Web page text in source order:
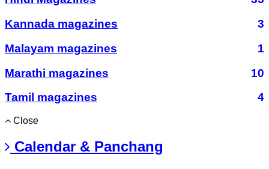
Kannada magazines
3
Malayam magazines
1
Marathi magazines
10
Tamil magazines
4
Close
Calendar & Panchang